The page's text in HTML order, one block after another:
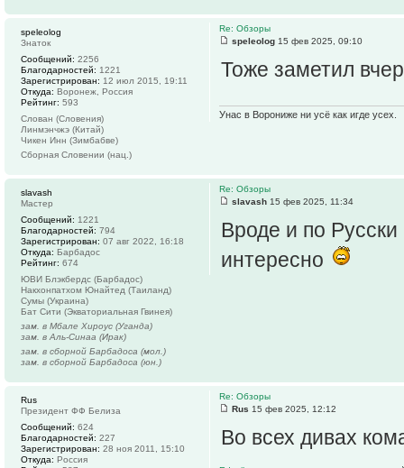
Re: Обзоры
speleolog 15 фев 2025, 09:10
Тоже заметил
Унас в Ворониже ни усё как игде усех.
speleolog
Знаток
Сообщений: 2256
Благодарностей: 1221
Зарегистрирован: 12 июл 2015, 19:11
Откуда: Воронеж, Россия
Рейтинг: 593
Слован (Словения)
Линмэнчжэ (Китай)
Чикен Инн (Зимбабве)
Сборная Словении (нац.)
Re: Обзоры
slavash 15 фев 2025, 11:34
Вроде и по
интересно
slavash
Мастер
Сообщений: 1221
Благодарностей: 794
Зарегистрирован: 07 авг 2022, 16:18
Откуда: Барбадос
Рейтинг: 674
ЮВИ Блэкбердс (Барбадос)
Накхонпатхом Юнайтед (Таиланд)
Сумы (Украина)
Бат Сити (Экваториальная Гвинея)
зам. в Мбале Хироус (Уганда)
зам. в Аль-Синаа (Ирак)
зам. в сборной Барбадоса (мол.)
зам. в сборной Барбадоса (юн.)
Re: Обзоры
Rus 15 фев 2025, 12:12
Во всех дивах
Rus
Президент ФФ Белиза
Сообщений: 624
Благодарностей: 227
Зарегистрирован: 28 ноя 2011, 15:10
Откуда: Россия